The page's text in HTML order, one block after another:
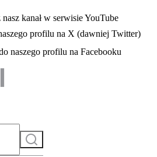
się w nowej karcie
kanał w serwisie YouTube
karcie profilu na X (dawniej Twitter)
się w nowej karcie
naszego profilu na Facebooku
Szukaj